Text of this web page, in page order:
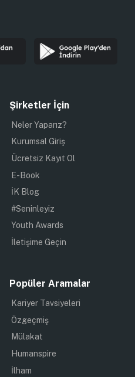
Şirketler İçin
Neler Yaparız?
Kurumsal Giriş
Ücretsiz Kayıt Ol
E-Book
İK Blog
#Seninleyiz
Youth Awards
İletişime Geçin
Popüler Aramalar
Kariyer Tavsiyeleri
Özgeçmiş
Mülakat
Humanspire
İlham